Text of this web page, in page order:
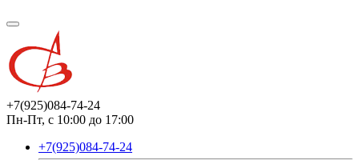
+7(925)084-74-24
Пн-Пт, с 10:00 до 17:00
+7(925)084-74-24